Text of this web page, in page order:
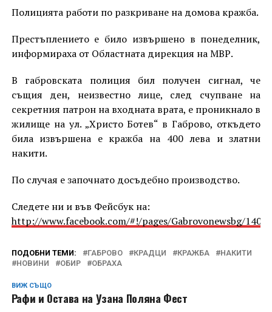
Полицията работи по разкриване на домова кражба.
Престъплението е било извършено в понеделник,
информираха от Областната дирекция на МВР.
В габровската полиция бил получен сигнал, че
същия ден, неизвестно лице, след счупване на
секретния патрон на входната врата, е проникнало в
жилище на ул. „Христо Ботев“ в Габрово, откъдето
била извършена е кражба на 400 лева и златни
накити.
По случая е започнато досъдебно производство.
Следете ни и във Фейсбук на:
http://www.facebook.com/#!/pages/Gabrovonewsbg/
ПОДОБНИ ТЕМИ: ГАБРОВО КРАДЦИ КРАЖБА
НАКИТИ
НОВИНИ
ОБИР ОБРАХА
ВИЖ СЪЩО
Рафи и Остава на Узана Поляна Фест